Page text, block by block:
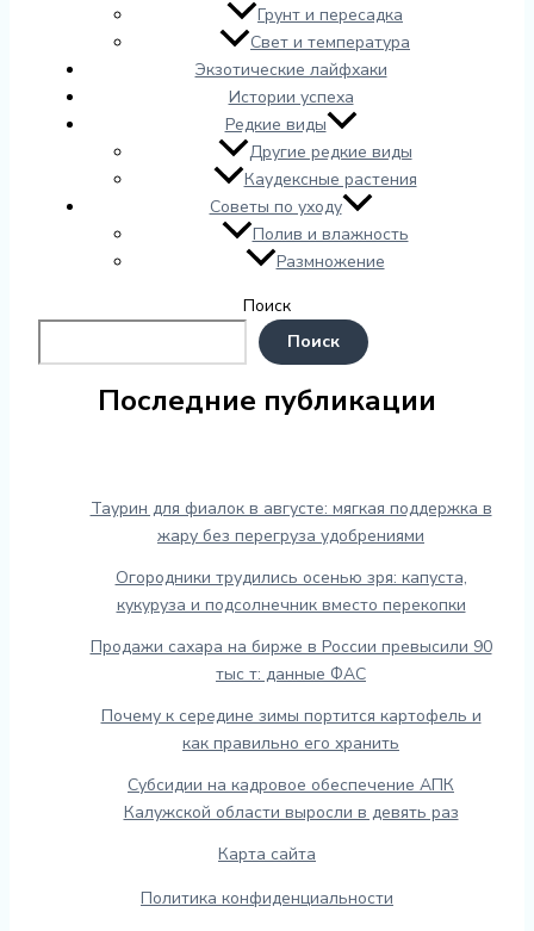
Грунт и пересадка
Свет и температура
Экзотические лайфхаки
Истории успеха
Редкие виды
Другие редкие виды
Каудексные растения
Советы по уходу
Полив и влажность
Размножение
Поиск
Поиск
Последние публикации
Таурин для фиалок в августе: мягкая поддержка в
жару без перегруза удобрениями
Огородники трудились осенью зря: капуста,
кукуруза и подсолнечник вместо перекопки
Продажи сахара на бирже в России превысили 90
тыс т: данные ФАС
Почему к середине зимы портится картофель и
как правильно его хранить
Субсидии на кадровое обеспечение АПК
Калужской области выросли в девять раз
Карта сайта
Политика конфиденциальности